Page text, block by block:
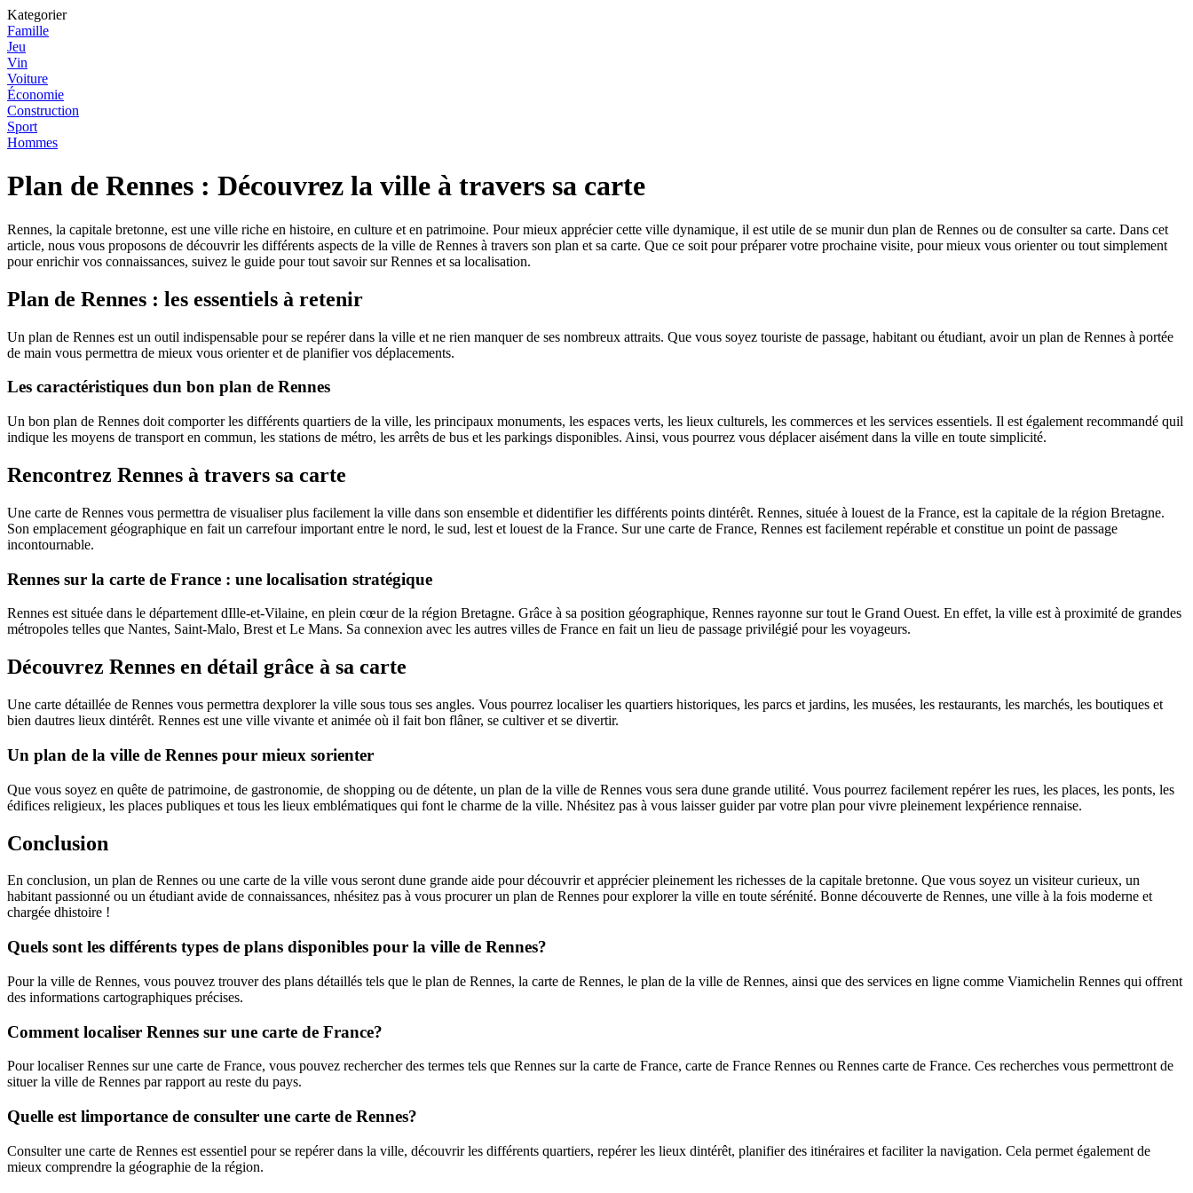
Kategorier
Famille
Jeu
Vin
Voiture
Économie
Construction
Sport
Hommes
Plan de Rennes : Découvrez la ville à travers sa carte
Rennes, la capitale bretonne, est une ville riche en histoire, en culture et en patrimoine. Pour mieux apprécier cette ville dynamique, il est utile de se munir dun plan de Rennes ou de consulter sa carte. Dans cet
article, nous vous proposons de découvrir les différents aspects de la ville de Rennes à travers son plan et sa carte. Que ce soit pour préparer votre prochaine visite, pour mieux vous orienter ou tout simplement
pour enrichir vos connaissances, suivez le guide pour tout savoir sur Rennes et sa localisation.
Plan de Rennes : les essentiels à retenir
Un plan de Rennes est un outil indispensable pour se repérer dans la ville et ne rien manquer de ses nombreux attraits. Que vous soyez touriste de passage, habitant ou étudiant, avoir un plan de Rennes à portée
de main vous permettra de mieux vous orienter et de planifier vos déplacements.
Les caractéristiques dun bon plan de Rennes
Un bon plan de Rennes doit comporter les différents quartiers de la ville, les principaux monuments, les espaces verts, les lieux culturels, les commerces et les services essentiels. Il est également recommandé quil
indique les moyens de transport en commun, les stations de métro, les arrêts de bus et les parkings disponibles. Ainsi, vous pourrez vous déplacer aisément dans la ville en toute simplicité.
Rencontrez Rennes à travers sa carte
Une carte de Rennes vous permettra de visualiser plus facilement la ville dans son ensemble et didentifier les différents points dintérêt. Rennes, située à louest de la France, est la capitale de la région Bretagne.
Son emplacement géographique en fait un carrefour important entre le nord, le sud, lest et louest de la France. Sur une carte de France, Rennes est facilement repérable et constitue un point de passage
incontournable.
Rennes sur la carte de France : une localisation stratégique
Rennes est située dans le département dIlle-et-Vilaine, en plein cœur de la région Bretagne. Grâce à sa position géographique, Rennes rayonne sur tout le Grand Ouest. En effet, la ville est à proximité de grandes
métropoles telles que Nantes, Saint-Malo, Brest et Le Mans. Sa connexion avec les autres villes de France en fait un lieu de passage privilégié pour les voyageurs.
Découvrez Rennes en détail grâce à sa carte
Une carte détaillée de Rennes vous permettra dexplorer la ville sous tous ses angles. Vous pourrez localiser les quartiers historiques, les parcs et jardins, les musées, les restaurants, les marchés, les boutiques et
bien dautres lieux dintérêt. Rennes est une ville vivante et animée où il fait bon flâner, se cultiver et se divertir.
Un plan de la ville de Rennes pour mieux sorienter
Que vous soyez en quête de patrimoine, de gastronomie, de shopping ou de détente, un plan de la ville de Rennes vous sera dune grande utilité. Vous pourrez facilement repérer les rues, les places, les ponts, les
édifices religieux, les places publiques et tous les lieux emblématiques qui font le charme de la ville. Nhésitez pas à vous laisser guider par votre plan pour vivre pleinement lexpérience rennaise.
Conclusion
En conclusion, un plan de Rennes ou une carte de la ville vous seront dune grande aide pour découvrir et apprécier pleinement les richesses de la capitale bretonne. Que vous soyez un visiteur curieux, un
habitant passionné ou un étudiant avide de connaissances, nhésitez pas à vous procurer un plan de Rennes pour explorer la ville en toute sérénité. Bonne découverte de Rennes, une ville à la fois moderne et
chargée dhistoire !
Quels sont les différents types de plans disponibles pour la ville de Rennes?
Pour la ville de Rennes, vous pouvez trouver des plans détaillés tels que le plan de Rennes, la carte de Rennes, le plan de la ville de Rennes, ainsi que des services en ligne comme Viamichelin Rennes qui offrent
des informations cartographiques précises.
Comment localiser Rennes sur une carte de France?
Pour localiser Rennes sur une carte de France, vous pouvez rechercher des termes tels que Rennes sur la carte de France, carte de France Rennes ou Rennes carte de France. Ces recherches vous permettront de
situer la ville de Rennes par rapport au reste du pays.
Quelle est limportance de consulter une carte de Rennes?
Consulter une carte de Rennes est essentiel pour se repérer dans la ville, découvrir les différents quartiers, repérer les lieux dintérêt, planifier des itinéraires et faciliter la navigation. Cela permet également de
mieux comprendre la géographie de la région.